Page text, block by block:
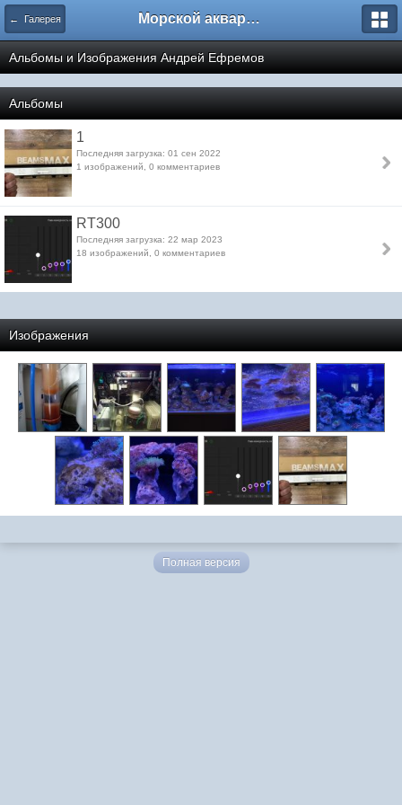
← Галерея Морской аквариум. Форумы ReefCentral.ru
Альбомы и Изображения Андрей Ефремов
Альбомы
1
Последняя загрузка: 01 сен 2022
1 изображений, 0 комментариев
RT300
Последняя загрузка: 22 мар 2023
18 изображений, 0 комментариев
Изображения
Полная версия